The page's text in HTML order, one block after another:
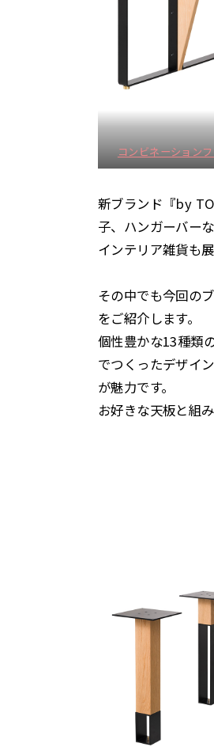
コンビネーション
新ブランド『by
子、ハンガーバー
インテリア雑貨も
その中でも今回の
をご紹介します。
個性豊かな13種類
でつくったデザイ
が魅力です。
お好きな天板と組